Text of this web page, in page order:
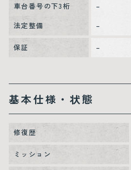
車台番号の下3桁
–
法定整備
–
保証 –
基本仕様・状態
修復歴
ミッション